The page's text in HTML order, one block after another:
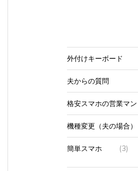
外付けキーボード
夫からの質問
格安スマホの営業マン
機種変更（夫の場合）
簡単スマホ (3)
複数台持っている人